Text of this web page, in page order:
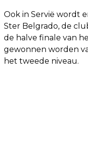
Ook in Servië wordt
Ster Belgrado, de
de halve finale van
gewonnen worden
het tweede niveau.